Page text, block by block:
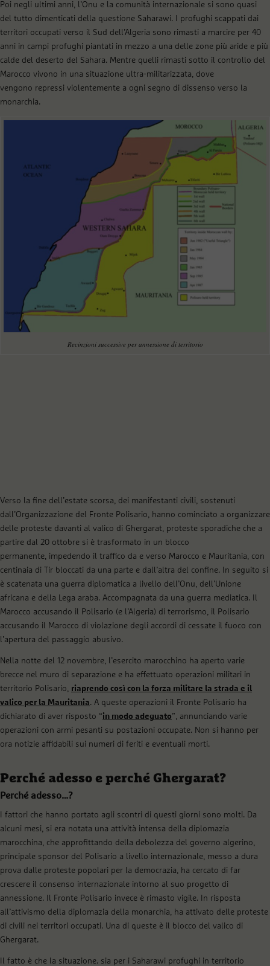
Poi negli ultimi anni, l’Onu e la comunità internazionale si sono quasi
del tutto dimenticati della questione Saharawi. I profughi scappati dai
territori occupati verso il Sud dell’Algeria sono rimasti a marcire per 40
anni in campi profughi piantati in mezzo a una delle zone più aride e più
calde del deserto del Sahara. Mentre quelli rimasti sotto il controllo del
Marocco vivono in una situazione ultra-militarizzata, dove
vengono repressi violentemente a ogni segno di dissenso verso la
monarchia.
Recinzioni successive per annessione di territorio
Verso la fine dell’estate scorsa, dei manifestanti civili, sostenuti
dall’Organizzazione del Fronte Polisario, hanno cominciato a organizzare
delle proteste davanti al valico di Ghergarat, proteste sporadiche che a
partire dal 20 ottobre si è trasformato in un blocco
permanente, impedendo il traffico da e verso Marocco e Mauritania, con
centinaia di Tir bloccati da una parte e dall’altra del confine. In seguito si
è scatenata una guerra diplomatica a livello dell’Onu, dell’Unione
africana e della Lega araba. Accompagnata da una guerra mediatica. Il
Marocco accusando il Polisario (e l’Algeria) di terrorismo, il Polisario
accusando il Marocco di violazione degli accordi di cessate il fuoco con
l’apertura del passaggio abusivo.
Nella notte del 12 novembre, l’esercito marocchino ha aperto varie
brecce nel muro di separazione e ha effettuato operazioni militari in
territorio Polisario, riaprendo così con la forza militare la strada e il
valico per la Mauritania. A queste operazioni il Fronte Polisario ha
dichiarato di aver risposto “in modo adeguato”, annunciando varie
operazioni con armi pesanti su postazioni occupate. Non si hanno per
ora notizie affidabili sui numeri di feriti e eventuali morti.
Perché adesso e perché Ghergarat?
Perché adesso…?
I fattori che hanno portato agli scontri di questi giorni sono molti. Da
alcuni mesi, si era notata una attività intensa della diplomazia
marocchina, che approfittando della debolezza del governo algerino,
principale sponsor del Polisario a livello internazionale, messo a dura
prova dalle proteste popolari per la democrazia, ha cercato di far
crescere il consenso internazionale intorno al suo progetto di
annessione. Il Fronte Polisario invece è rimasto vigile. In risposta
all’attivismo della diplomazia della monarchia, ha attivato delle proteste
di civili nei territori occupati. Una di queste è il blocco del valico di
Ghergarat.
Il fatto è che la situazione. sia per i Saharawi profughi in territorio